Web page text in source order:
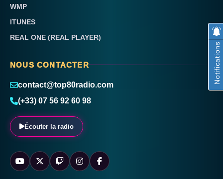
WMP
ITUNES
REAL ONE (REAL PLAYER)
NOUS CONTACTER
contact@top80radio.com
(+33) 07 56 92 60 98
Écouter la radio
Notifications